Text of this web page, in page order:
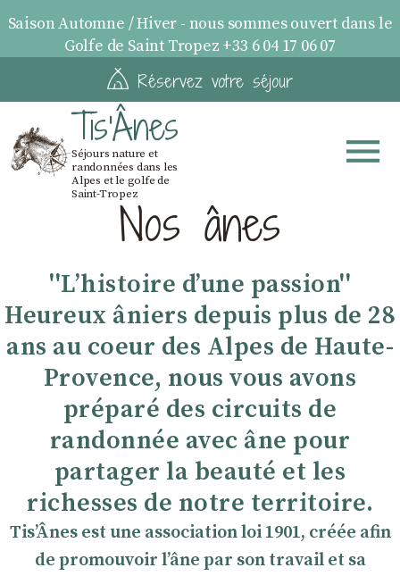
Saison Automne / Hiver - nous sommes ouvert dans le
Golfe de Saint Tropez +33 6 04 17 06 07
Réservez votre séjour
Tis'Ânes
Séjours nature et
randonnées dans les
Alpes et le golfe de
Saint-TropezNos ânes
''Lʼhistoire dʼune passion''
Heureux âniers depuis plus de 28
ans au coeur des Alpes de Haute-
Provence, nous vous avons
préparé des circuits de
randonnée avec âne pour
partager la beauté et les
richesses de notre territoire.
TisʼÂnes est une association loi 1901, créée afin
de promouvoir lʼâne par son travail et sa